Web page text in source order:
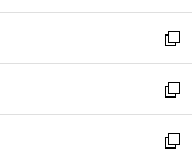
開
く
ウ
で
開
く
ン
ド
ウ
で
開
く
新
し
い
ウ
ィ
新
し
い
新